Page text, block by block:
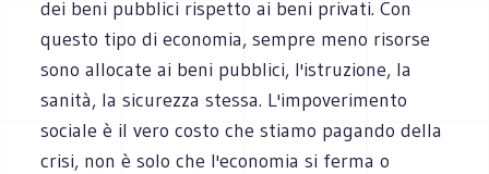
dei beni pubblici rispetto ai beni privati. Con
questo tipo di economia, sempre meno risorse
sono allocate ai beni pubblici, l'istruzione, la
sanità, la sicurezza stessa. L'impoverimento
sociale è il vero costo che stiamo pagando della
crisi, non è solo che l'economia si ferma o